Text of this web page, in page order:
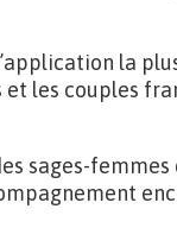
la
les couples
sages-femmes